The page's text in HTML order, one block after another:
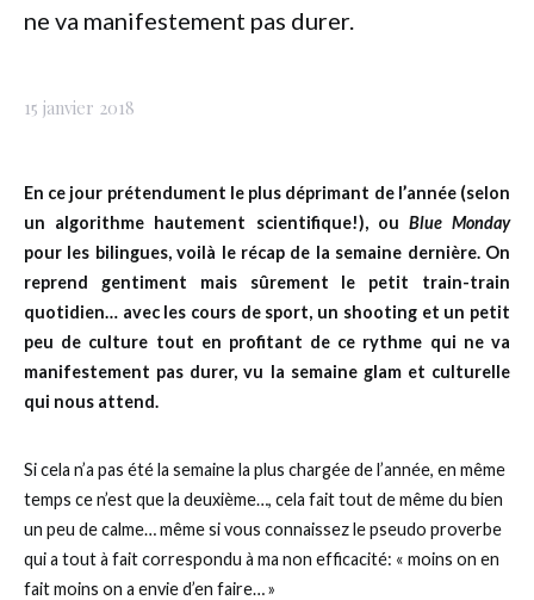
ne va manifestement pas durer.
15 janvier 2018
En ce jour prétendument le plus déprimant de l’année (selon
un algorithme hautement scientifique!), ou Blue Monday
pour les bilingues, voilà le récap de la semaine dernière. On
reprend gentiment mais sûrement le petit train-train
quotidien… avec les cours de sport, un shooting et un petit
peu de culture tout en profitant de ce rythme qui ne va
manifestement pas durer, vu la semaine glam et culturelle
qui nous attend.
Si cela n’a pas été la semaine la plus chargée de l’année, en même
temps ce n’est que la deuxième…, cela fait tout de même du bien
un peu de calme… même si vous connaissez le pseudo proverbe
qui a tout à fait correspondu à ma non efficacité: « moins on en
fait moins on a envie d’en faire… »